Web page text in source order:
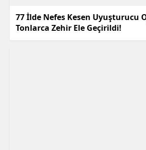
77 İlde Nefes Kesen Uyuşturucu
Tonlarca Zehir Ele Geçirildi!